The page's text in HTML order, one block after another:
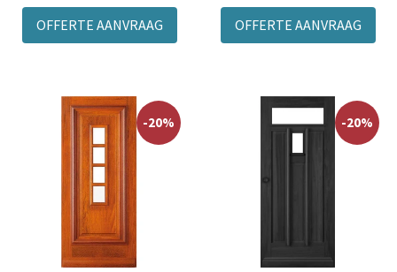
OFFERTE AANVRAAG OFFERTE AANVRAAG
-20% -20%